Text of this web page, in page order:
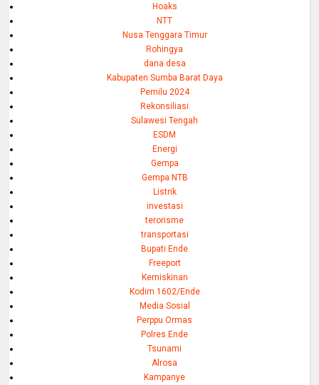
Hoaks
NTT
Nusa Tenggara Timur
Rohingya
dana desa
Kabupaten Sumba Barat Daya
Pemilu 2024
Rekonsiliasi
Sulawesi Tengah
ESDM
Energi
Gempa
Gempa NTB
Listrik
investasi
terorisme
transportasi
Bupati Ende
Freeport
Kemiskinan
Kodim 1602/Ende
Media Sosial
Perppu Ormas
Polres Ende
Tsunami
Alrosa
Kampanye